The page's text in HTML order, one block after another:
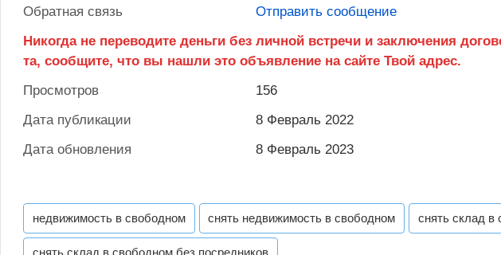
Обратная связь Отправить сообщение
Просмотров
156
Дата публикации
8 Февраль 2022
Дата обновления
8 Февраль 2023
недвижимость в свободном снять недвижимость в свободном снять склад в
снять склад в свободном без посредников